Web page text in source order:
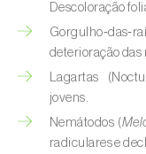
Cacaueiro (
Cafeeiro (
Cajueiro (
Cana-de-
Descoloração
deterioração das
Lagartas
jovens.
Nemátodos (
radiculares e